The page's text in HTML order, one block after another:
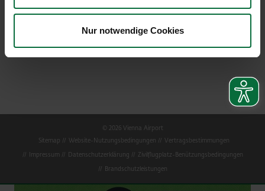
Nur notwendige Cookies
© 2026 Vienna Airport
Sitemap
Website-Nutzungsbedingungen
Vertragsbestimmungen
Impressum
Datenschutzerklärung
Zivilflugplatz-Benützungsbedingungen
Brandschutzleistungen